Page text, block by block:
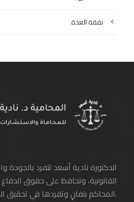
نفقة العدة
الدكتورة نادية أسعد تتفرد بالجودة
القانونية، وتحافظ على حقوق
المحاكم بتفانٍ وتفردها في تحقيق العدالة.